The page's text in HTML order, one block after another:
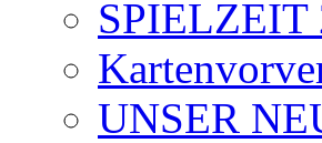
SPIELZEIT
UNSER